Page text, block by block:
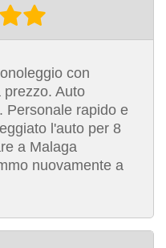
con
Auto
Personale rapido e
l'auto per 8
a Malaga
nuovamente a